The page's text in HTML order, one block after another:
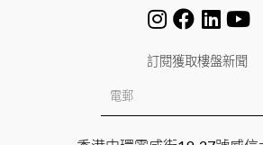
訂閱獲取樓盤新聞